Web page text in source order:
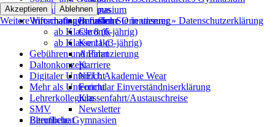
Campus
Berufliche Orientierung
Chronik
Kontakt
Anfahrt
Karriere
NEU: Akademie Wear
Formular Einverständniserklärung
Klassenfahrt/Austauschreise
Newsletter
Berufliche Gymnasien
Technisches Gymnasium
Wirtschaftsgymnasium
ab Klasse 8 (6-jährig)
ab Klasse 11 (3-jährig)
Gebühren und Finanzierung
Daltonkonzept
Digitaler Unterricht
Mehr als Unterricht
Lehrerkollegium
SMV
Elternbeirat
Akzeptieren Ablehnen
Weitere Informationen finden Sie in unserer » Datenschutzerklärung